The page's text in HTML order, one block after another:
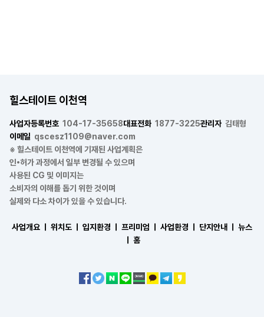
힐스테이트 이천역
사업자등록번호 104-17-35658대표전화 1877-3225관리자 김태형
이메일 qscesz1109@naver.com
※ 힐스테이트 이천역에 기재된 사업계획은
인•허가 과정에서 일부 변경될 수 있으며
사용된 CG 및 이미지는
소비자의 이해를 돕기 위한 것이며
실제와 다소 차이가 있을 수 있습니다.
사업개요 ㅣ 위치도 ㅣ 입지환경 ㅣ 프리미엄 ㅣ 사업환경 ㅣ 단지안내 ㅣ
뉴스
홈